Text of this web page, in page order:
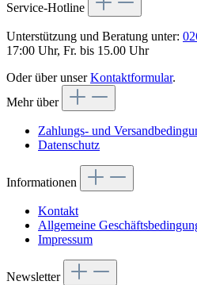
Service-Hotline
Unterstützung und Beratung unter:
17:00 Uhr, Fr. bis 15.00 Uhr
Oder über unserKontaktformular.
Mehr über
Zahlungs- und
Datenschutz
Informationen
Kontakt
Allgemeine
Impressum
Newsletter